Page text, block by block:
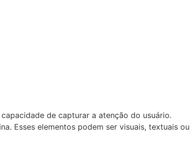
de capturar a atenção do usuário.
Esses elementos podem ser visuais, textuais ou